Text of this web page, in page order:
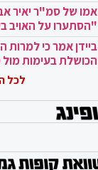
אמו של סמ"ר יאיר
"הסתערו על האויב
ובגבורה"
ביידן אמר כי למרות
הכושלת בעימות
לכל